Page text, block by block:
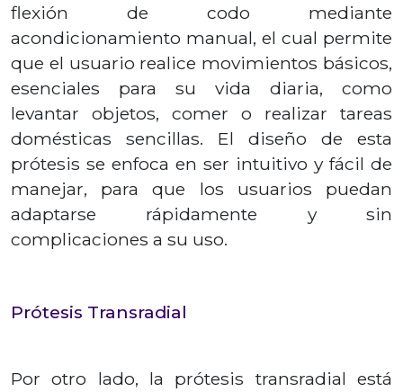
flexión de codo mediante
acondicionamiento manual, el cual permite
que el usuario realice movimientos básicos,
esenciales para su vida diaria, como
levantar objetos, comer o realizar tareas
domésticas sencillas. El diseño de esta
prótesis se enfoca en ser intuitivo y fácil de
manejar, para que los usuarios puedan
adaptarse rápidamente y sin
complicaciones a su uso.
Prótesis Transradial
Por otro lado, la prótesis transradial está